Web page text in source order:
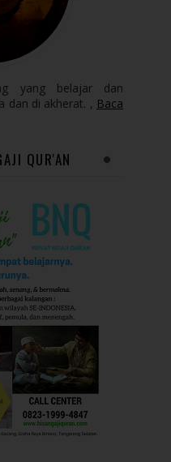
yang belajar dan
dan di akherat. , Baca
QUR'AN